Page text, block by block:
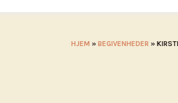
HJEM » BEGIVENHEDER »